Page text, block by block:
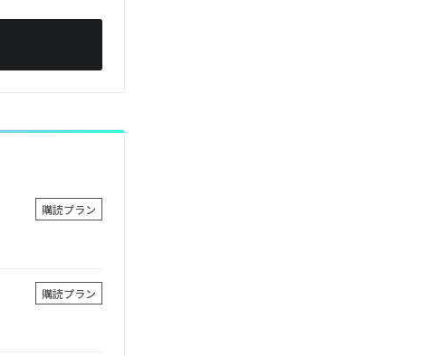
購読プラン
購読プラン